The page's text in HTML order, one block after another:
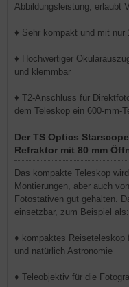
Abbildungsleistung, erlaubt
♦ Sehr kompakt und mit nur
♦ Hochwertiger
und klemmbar
♦ T2-Anschluss für
dem Teleskop ein 600-mm-
Der TS Optics
Refraktor mit 80 mm
Das kompakte Teleskop
Montierungen, aber auch
Fotostativen gut gehalten.
einsetzbar, zum Beispiel als:
♦ kompaktes Reiseteleskop
und natürlich Astronomie
♦ Teleobjektiv für die